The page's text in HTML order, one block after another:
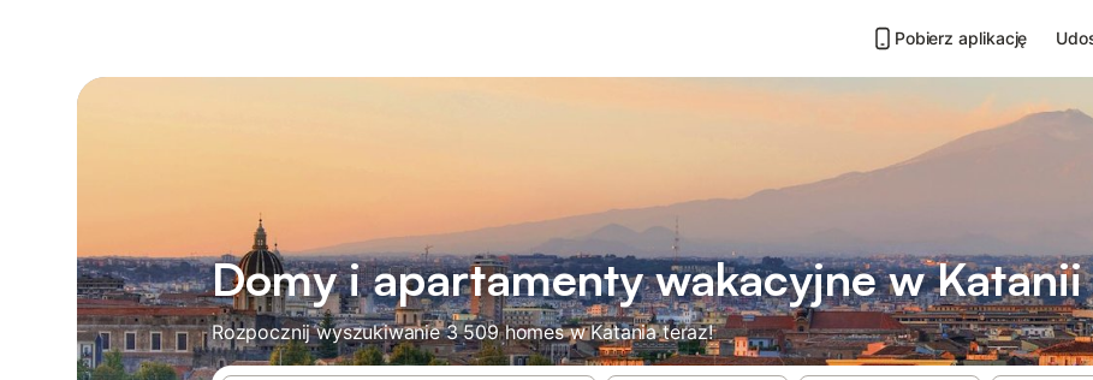
Pobierz aplikację
Domy i apartamenty wakacyjne w Katanii
Rozpocznij wyszukiwanie 3 509 homes w Katania teraz!